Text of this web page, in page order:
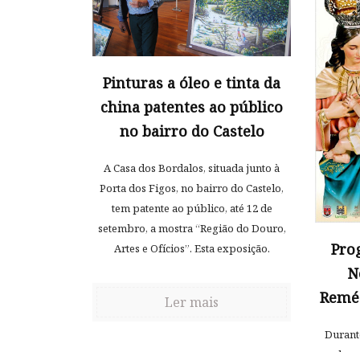
Pinturas a óleo e tinta da
china patentes ao público
no bairro do Castelo
A Casa dos Bordalos, situada junto à
Porta dos Figos, no bairro do Castelo,
tem patente ao público, até 12 de
setembro, a mostra “Região do Douro,
Artes e Ofícios”. Esta exposição.
Ler mais